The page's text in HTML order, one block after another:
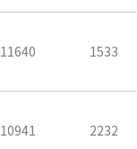
11640 1533
10941 2232